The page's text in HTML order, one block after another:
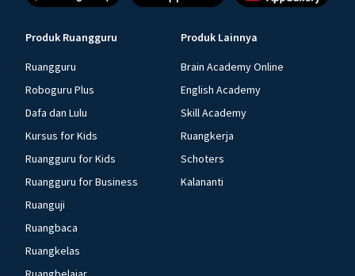
Produk Ruangguru
Ruangguru
Roboguru Plus
Dafa dan Lulu
Kursus for Kids
Ruangguru for Kids
Ruangguru for Business
Ruanguji
Ruangbaca
Ruangkelas
Produk Lainnya
Brain Academy Online
English Academy
Skill Academy
Ruangkerja
Schoters
Kalananti